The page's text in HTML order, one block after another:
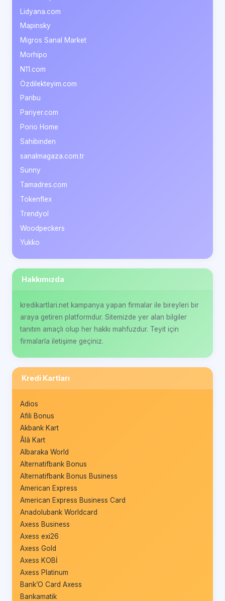
Lidyana.com
Mapinsky
Migros Sanal Market
Morhipo
N11.com
Özdilekteyim.com
Paribu
Pariyer.com
Porio Home
Sahibinden
sanalmagaza.com.tr
Sunny
Tamadres.com
Tokenflex
Trendyol
Woodpeckers
Yukko
Hakkımızda
kredikartlari.net kampanya yapan firmalar ile bireyleri bir
araya getiren platformdur. Sitemizde yer alan bilgiler
tanıtım amaçlı olup her hakkı mahfuzdur. Teyit için
firmalarla iletişime geçiniz.
Kredi Kartları
Adios
Afili Bonus
Akbank Kart
Âlâ Kart
Albaraka World
Alternatifbank Bonus
Alternatifbank Bonus Business
American Express
American Express Business Card
Anadolubank Worldcard
Axess Business
Axess exi26
Axess Gold
Axess KOBİ
Axess Platinum
Bank’O Card Axess
Bankamatik